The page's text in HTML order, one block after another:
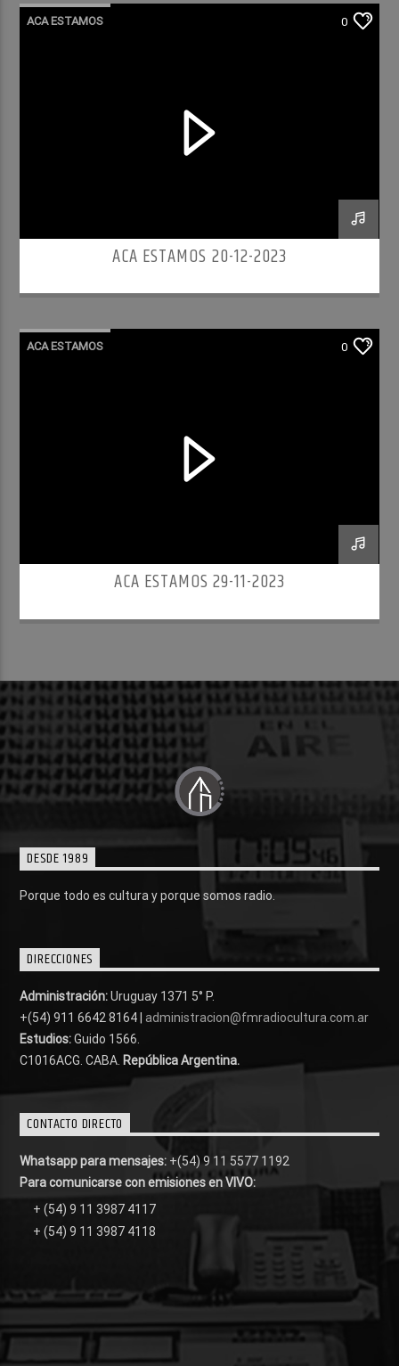
ACA ESTAMOS 0
ACA ESTAMOS 20-12-2023
ACA ESTAMOS 0
ACA ESTAMOS 29-11-2023
DESDE 1989
Porque todo es cultura y porque somos radio.
DIRECCIONES
Administración:Uruguay 1371 5° P.
+(54) 911 6642 8164 | administracion@fmradiocultura.com.ar
Estudios:Guido 1566.
C1016ACG . CABA. República Argentina.
CONTACTO DIRECTO
Whatsapp para mensajes: +(54) 9 11 5577 1192
Para comunicarse con emisiones en VIVO:
+ (54) 9 11 3987 4117
+ (54) 9 11 3987 4118